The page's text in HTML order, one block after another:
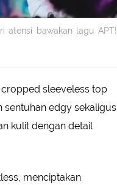
atensi bawakan lagu APT!
sleeveless top
sentuhan edgy sekaligus
kulit dengan detail
menciptakan